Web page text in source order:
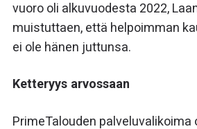
vuoro oli alkuvuodesta 2022,
muistuttaen, että helpoimman
ei ole hänen juttunsa.
Ketteryys arvossaan
PrimeTalouden palveluvalikoima